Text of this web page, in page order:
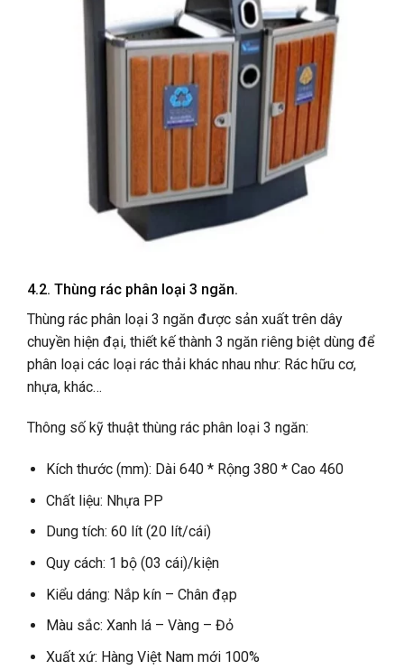
4.2. Thùng rác phân loại 3 ngăn.
Thùng rác phân loại 3 ngăn được sản xuất trên dây
chuyền hiện đại, thiết kế thành 3 ngăn riêng biệt dùng để
phân loại các loại rác thải khác nhau như: Rác hữu cơ,
nhựa, khác…
Thông số kỹ thuật thùng rác phân loại 3 ngăn:
Kích thước (mm): Dài 640 * Rộng 380 * Cao 460
Chất liệu: Nhựa PP
Dung tích: 60 lít (20 lít/cái)
Quy cách: 1 bộ (03 cái)/kiện
Kiểu dáng: Nắp kín – Chân đạp
Màu sắc: Xanh lá – Vàng – Đỏ
Xuất xứ: Hàng Việt Nam mới 100%